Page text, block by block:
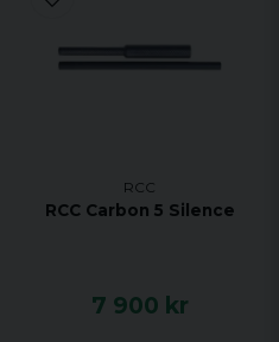
RCC
RCC Carbon 5 Silence
7 900 kr